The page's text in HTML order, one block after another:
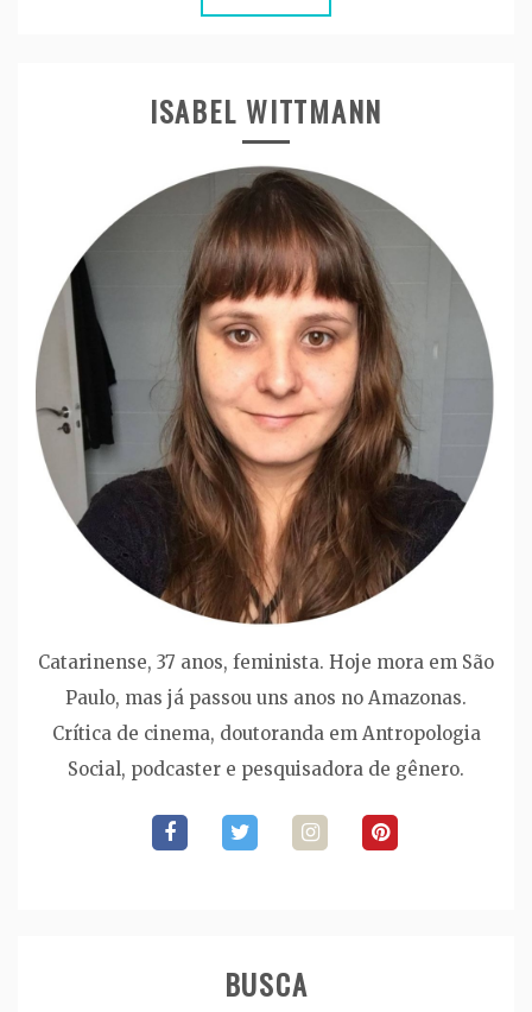
ISABEL WITTMANN
Catarinense, 37 anos, feminista. Hoje mora em São
Paulo, mas já passou uns anos no Amazonas.
Crítica de cinema, doutoranda em Antropologia
Social, podcaster e pesquisadora de gênero.
BUSCA